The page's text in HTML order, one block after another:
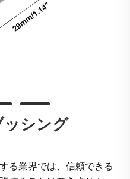
ッシング
る業界では、信頼できる